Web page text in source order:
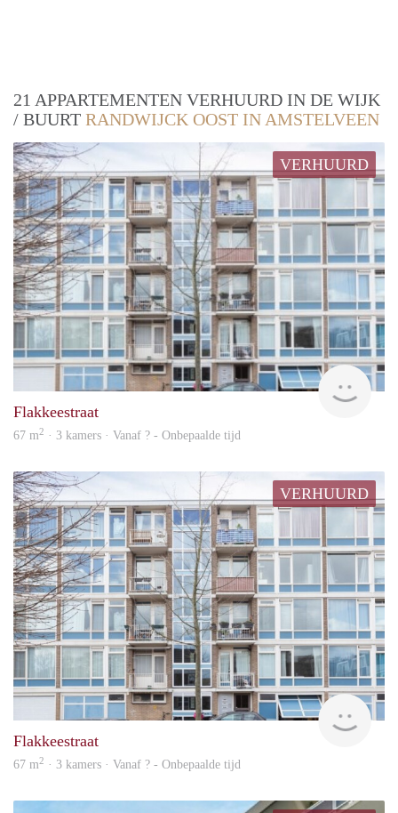
21 APPARTEMENTEN VERHUURD IN DE WIJK
/ BUURT RANDWIJCK OOST IN AMSTELVEEN
VERHUURD
rent
Flakkeestraat
67 m2 · 3 kamers · Vanaf ? - Onbepaalde tijd
VERHUURD
Flakkeestraat
67 m2 · 3 kamers · Vanaf ? - Onbepaalde tijd